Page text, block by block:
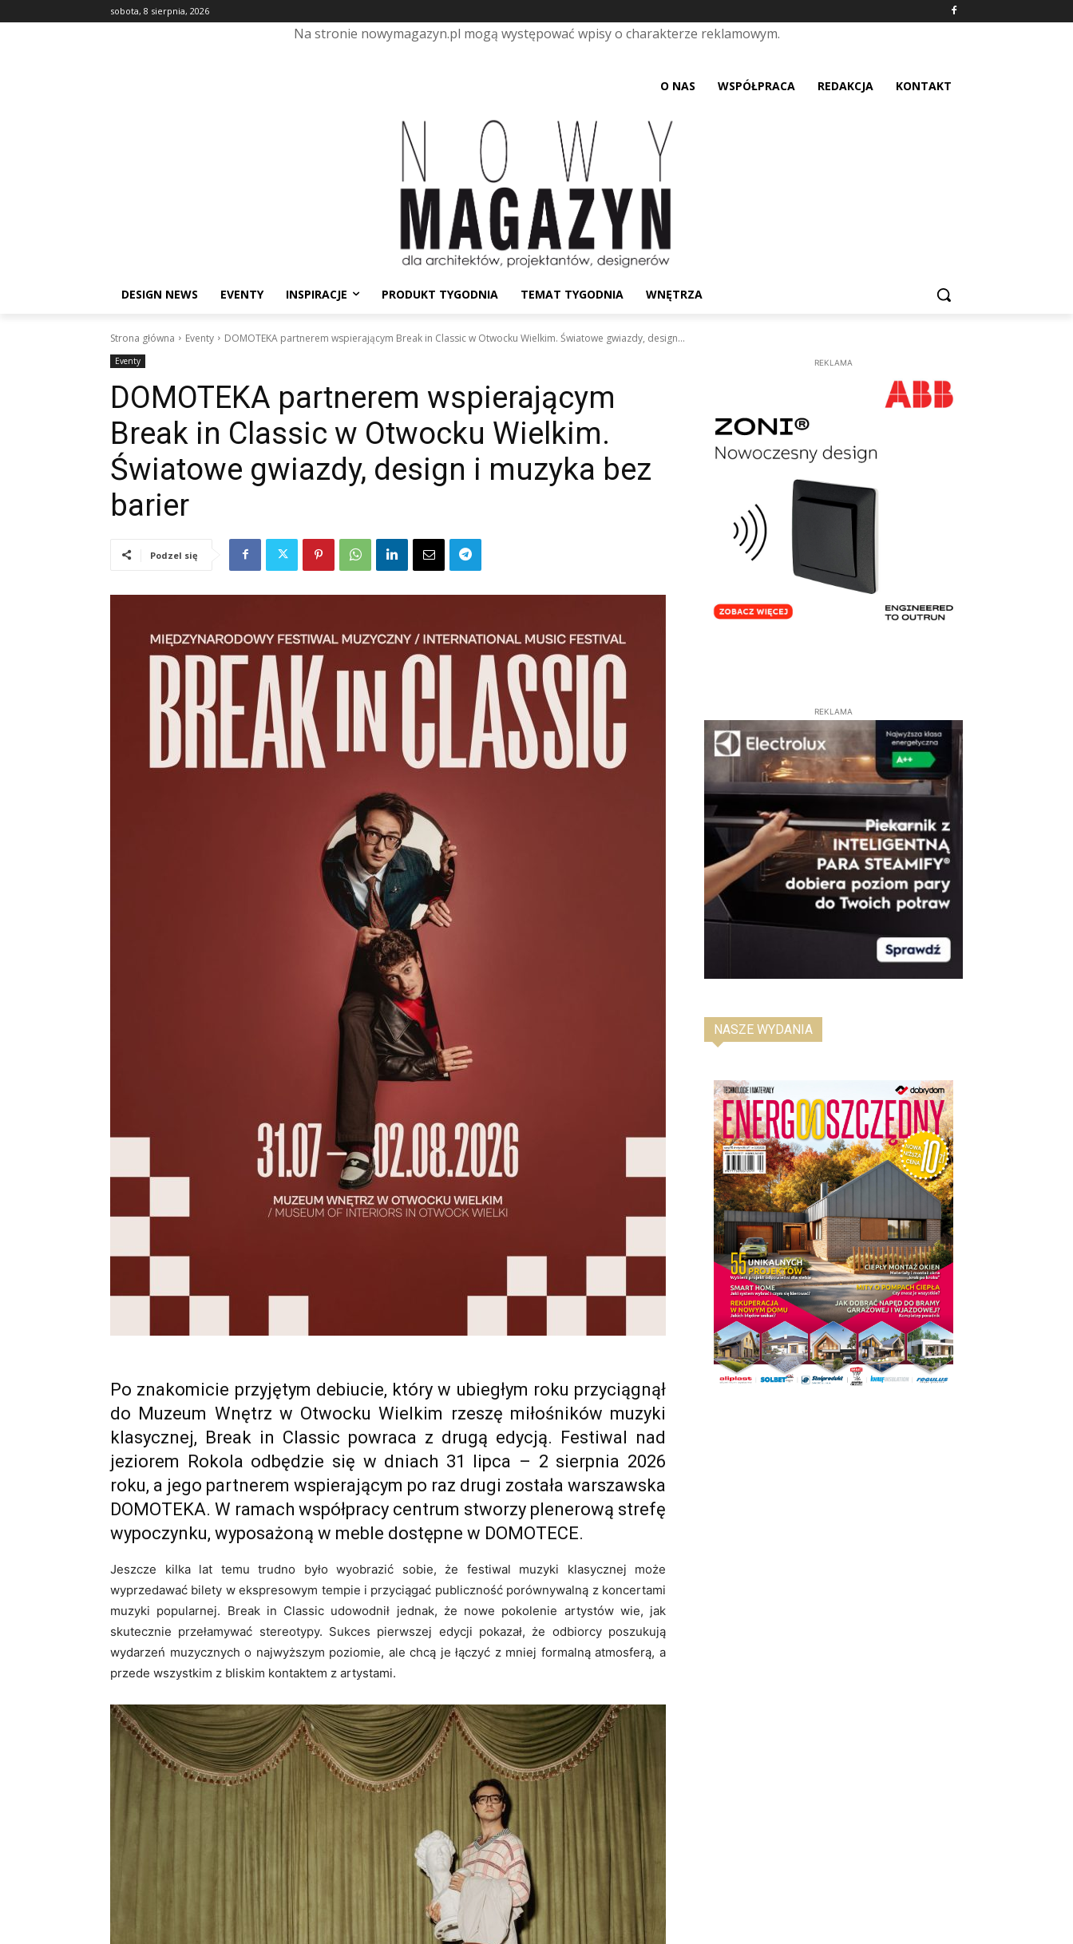
sobota, 8 sierpnia, 2026
Na stronie nowymagazyn.pl mogą występować wpisy o charakterze reklamowym.
O NAS WSPÓŁPRACA REDAKCJA KONTAKT
DESIGN NEWS EVENTY INSPIRACJE PRODUKT TYGODNIA TEMAT TYGODNIA WNĘTRZA
Strona główna Eventy DOMOTEKA partnerem wspierającym Break in Classic w Otwocku Wielkim. Światowe gwiazdy, design...
Eventy
DOMOTEKA partnerem wspierającym
Break in Classic w Otwocku Wielkim.
Światowe gwiazdy, design i muzyka bez
barier
Podzel się
Po znakomicie przyjętym debiucie, który w ubiegłym roku przyciągnął
do Muzeum Wnętrz w Otwocku Wielkim rzeszę miłośników muzyki
klasycznej, Break in Classic powraca z drugą edycją. Festiwal nad
jeziorem Rokola odbędzie się w dniach 31 lipca – 2 sierpnia 2026
roku, a jego partnerem wspierającym po raz drugi została warszawska
DOMOTEKA. W ramach współpracy centrum stworzy plenerową strefę
wypoczynku, wyposażoną w meble dostępne w DOMOTECE.
Jeszcze kilka lat temu trudno było wyobrazić sobie, że festiwal muzyki klasycznej może
wyprzedawać bilety w ekspresowym tempie i przyciągać publiczność porównywalną z koncertami
muzyki popularnej. Break in Classic udowodnił jednak, że nowe pokolenie artystów wie, jak
skutecznie przełamywać stereotypy. Sukces pierwszej edycji pokazał, że odbiorcy poszukują
wydarzeń muzycznych o najwyższym poziomie, ale chcą je łączyć z mniej formalną atmosferą, a
przede wszystkim z bliskim kontaktem z artystami.
REKLAMA
REKLAMA
NASZE WYDANIA